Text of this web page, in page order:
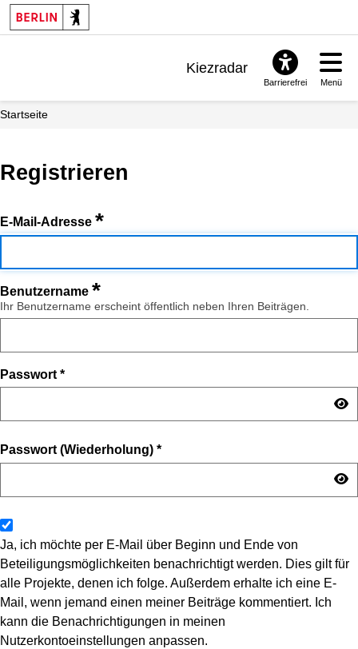
Kiezradar
Barrierefrei Menü
Startseite
Registrieren
E-Mail-Adresse *
Benutzername *
Ihr Benutzername erscheint öffentlich neben Ihren Beiträgen.
Passwort *
Passwort (Wiederholung) *
Ja, ich möchte per E-Mail über Beginn und Ende von
Beteiligungsmöglichkeiten benachrichtigt werden. Dies gilt für
alle Projekte, denen ich folge. Außerdem erhalte ich eine E-
Mail, wenn jemand einen meiner Beiträge kommentiert. Ich
kann die Benachrichtigungen in meinen
Nutzerkontoeinstellungen anpassen.